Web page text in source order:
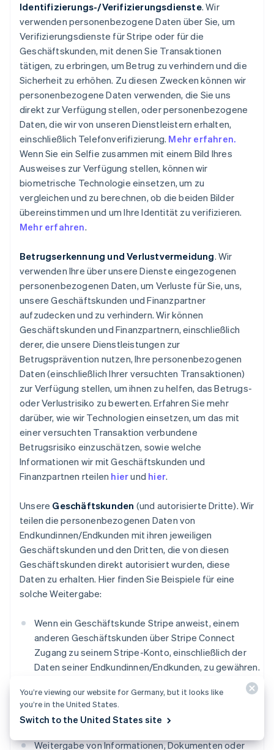
Identifizierungs-/Verifizierungsdienste. Wir
verwenden personenbezogene Daten über Sie, um
Verifizierungsdienste für Stripe oder für die
Geschäftskunden, mit denen Sie Transaktionen
tätigen, zu erbringen, um Betrug zu verhindern und die
Sicherheit zu erhöhen. Zu diesen Zwecken können wir
personenbezogene Daten verwenden, die Sie uns
direkt zur Verfügung stellen, oder personenbezogene
Daten, die wir von unseren Dienstleistern erhalten,
einschließlich Telefonverifizierung. Mehr erfahren.
Wenn Sie ein Selfie zusammen mit einem Bild Ihres
Ausweises zur Verfügung stellen, können wir
biometrische Technologie einsetzen, um zu
vergleichen und zu berechnen, ob die beiden Bilder
übereinstimmen und um Ihre Identität zu verifizieren.
Mehr erfahren.
Betrugserkennung und Verlustvermeidung. Wir
verwenden Ihre über unsere Dienste eingezogenen
personenbezogenen Daten, um Verluste für Sie, uns,
unsere Geschäftskunden und Finanzpartner
aufzudecken und zu verhindern. Wir können
Geschäftskunden und Finanzpartnern, einschließlich
derer, die unsere Dienstleistungen zur
Betrugsprävention nutzen, Ihre personenbezogenen
Daten (einschließlich Ihrer versuchten Transaktionen)
zur Verfügung stellen, um ihnen zu helfen, das Betrugs-
oder Verlustrisiko zu bewerten. Erfahren Sie mehr
darüber, wie wir Technologien einsetzen, um das mit
einer versuchten Transaktion verbundene
Betrugsrisiko einzuschätzen, sowie welche
Informationen wir mit Geschäftskunden und
Finanzpartnen rteilen hierund hier.
Unsere Geschäftskunden (und autorisierte Dritte). Wir
teilen die personenbezogenen Daten von
Endkundinnen/Endkunden mit ihren jeweiligen
Geschäftskunden und den Dritten, die von diesen
Geschäftskunden direkt autorisiert wurden, diese
Daten zu erhalten. Hier finden Sie Beispiele für eine
solche Weitergabe:
Wenn ein Geschäftskunde Stripe anweist, einem
anderen Geschäftskunden über Stripe Connect
Zugang zu seinem Stripe-Konto, einschließlich der
Daten seiner Endkundinnen/Endkunden, zu gewähren.
Weitergabe von Informationen, die Sie uns zur
Verfügung gestellt haben, damit wir im Namen eines
Geschäftskunden Zahlungen an Sie senden können.
Weitergabe von Informationen, Dokumenten oder
You’re viewing our website for Germany, but it looks like
you’re in the United States.
Switch to the United States site